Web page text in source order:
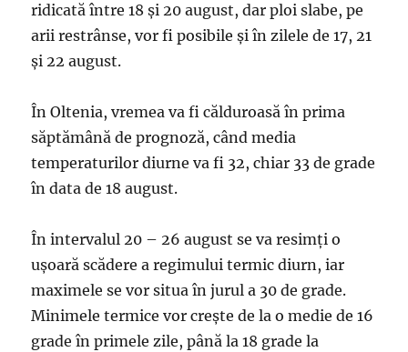
ridicată între 18 şi 20 august, dar ploi slabe, pe
arii restrânse, vor fi posibile şi în zilele de 17, 21
şi 22 august.
În Oltenia, vremea va fi călduroasă în prima
săptămână de prognoză, când media
temperaturilor diurne va fi 32, chiar 33 de grade
în data de 18 august.
În intervalul 20 – 26 august se va resimţi o
uşoară scădere a regimului termic diurn, iar
maximele se vor situa în jurul a 30 de grade.
Minimele termice vor creşte de la o medie de 16
grade în primele zile, până la 18 grade la